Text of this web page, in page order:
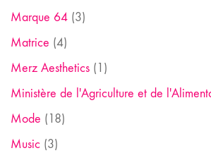
Marque 64 (3)
Matrice (4)
Merz Aesthetics (1)
Ministère de l'Agriculture et de
Mode (18)
Music (3)